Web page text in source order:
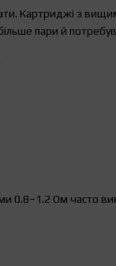
Картриджі з
пари й
0.8–1.2 Ом часто